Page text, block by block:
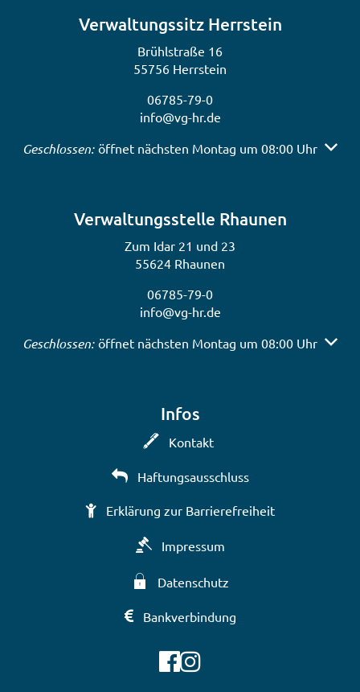
Verwaltungssitz Herrstein
Brühlstraße 16
55756 Herrstein
06785-79-0
info@vg-hr.de
Klicken, um weitere Öffnungs- oder Schließzeiten
Geschlossen: öffnet nächsten Montag um 08:00 Uhr
Verwaltungsstelle Rhaunen
Zum Idar 21 und 23
55624 Rhaunen
06785-79-0
info@vg-hr.de
Klicken, um weitere Öffnungs- oder Schließzeiten
Geschlossen: öffnet nächsten Montag um 08:00 Uhr
Infos
Kontakt
Haftungsausschluss
Erklärung zur Barrierefreiheit
Impressum
Datenschutz
Bankverbindung